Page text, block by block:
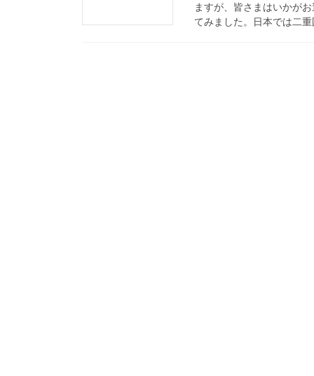
ますが、皆さまはいかが
てみました。日本では二